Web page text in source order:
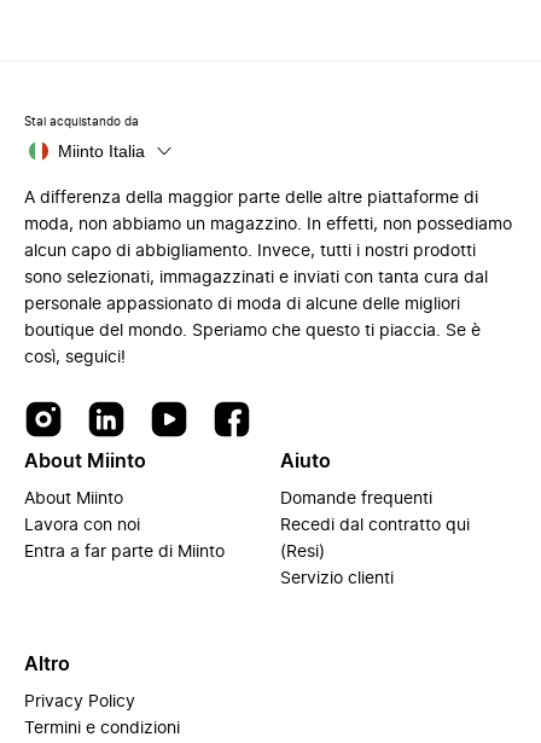
Stai acquistando da
Miinto Italia
A differenza della maggior parte delle altre piattaforme di
moda, non abbiamo un magazzino. In effetti, non possediamo
alcun capo di abbigliamento. Invece, tutti i nostri prodotti
sono selezionati, immagazzinati e inviati con tanta cura dal
personale appassionato di moda di alcune delle migliori
boutique del mondo. Speriamo che questo ti piaccia. Se è
così, seguici!
About Miinto
About Miinto
Lavora con noi
Entra a far parte di Miinto
Aiuto
Domande frequenti
Recedi dal contratto qui
(Resi)
Servizio clienti
Altro
Privacy Policy
Termini e condizioni